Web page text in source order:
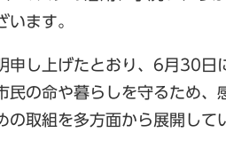
ます。
申し上げたとおり、6月30日
の命や暮らしを守るため、
取組を多方面から展開して